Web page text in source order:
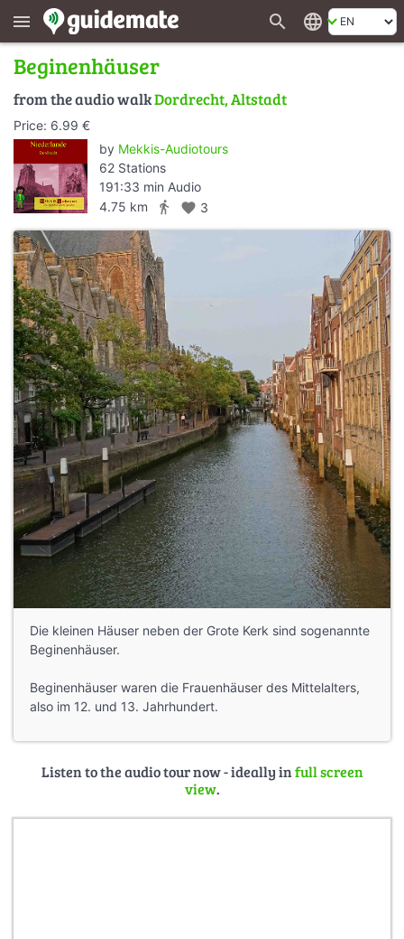
menu search language
Beginenhäuser
from the audio walkDordrecht, Altstadt
Price: 6.99 €
by Mekkis-Audiotours
62 Stations
191:33 min Audio
4.75 km
directions_walk favorite 3
Die kleinen Häuser neben der Grote Kerk sind sogenannte
Beginenhäuser.
Beginenhäuser waren die Frauenhäuser des Mittelalters,
also im 12. und 13. Jahrhundert.
Listen to the audio tour now - ideally infull screen
view.